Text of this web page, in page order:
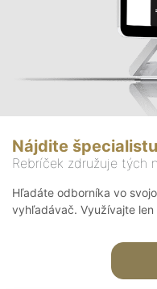
Nájdite špecialistu
Rebríček združuje tých
Hľadáte odborníka vo
vyhľadávač. Využívajte len